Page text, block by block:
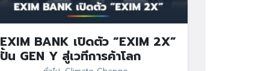
EXIM BANK เปิดตัว “EXIM 2X”
ปั้น GEN Y สู่เวทีการค้าโลก